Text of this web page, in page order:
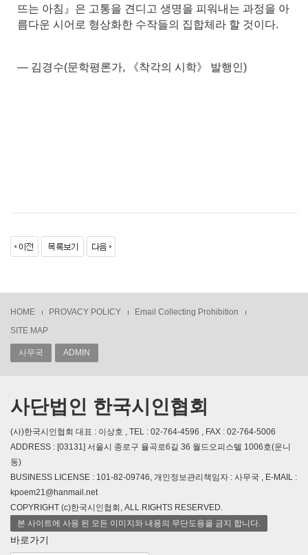
뜨는 아침』은 고통을 견디고 생명을 피워내는 과정을 아
름다운 시어로 형상화한 수작들의 집합체라 할 것이다.
― 김경수(문학평론가, 《착각의 시학》 발행인)
HOME PROVACY POLICY
Email Collecting Prohibition
SITE MAP
사무국 ADMIN
사단법인 한국시인협회
(사)한국시인협회 대표 : 이상호 , TEL : 02-764-4596 , FAX : 02-764-5006
ADDRESS : [03131] 서울시 종로구 율곡로6길 36 월드오피스텔 1006호(운니
동)
BUSINESS LICENSE : 101-82-09746, 개인정보관리책임자 : 사무국 , E-MAIL :
kpoem21@hanmail.net
COPYRIGHT (c)한국시인협회, ALL RIGHTS RESERVED.
본 사이트에 사용 된 모든 이미지와 내용의 무단도용을 금지 합니다.
바로가기